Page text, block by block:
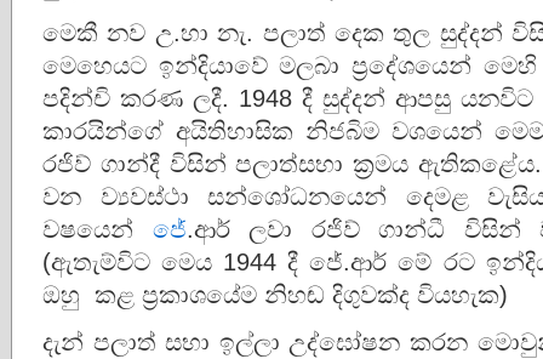
මෙකී නව උ.හා නැ. පලාත් දෙක තුල සුද්දන්
මෙහෙයට ඉන්දියාවේ මලබා ප්‍රදේශයෙන්
පදින්චි කරණ ලදී. 1948 දී සුද්දන් ආපසු
කාරයින්ගේ අයිතිහාසික නිජබිම වශයෙන් මෙම
රජිව් ගාන්දී විසින් පලාත්සභා ක්‍රමය
වන ව්‍යවස්ථා සන්ශෝධනයෙන් දෙමළ
වෂයෙන් ජේ.ආර් ලවා රජිව් ගාන්ධී විසින්
(ඇතැම්විට මෙය 1944 දී ජේ.ආර් මේ රට
ඔහු කළ ප්‍රකාශයේම නිහඬ දිගුවක්ද වියහැක)
දැන් පලාත් සභා ඉල්ලා උද්ඝෝෂන කරන